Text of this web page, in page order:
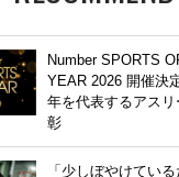
Number SPORTS
YEAR 2026 開催決
年を代表するアス
彰
「少しぼやけてい